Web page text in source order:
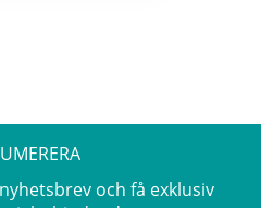
och få exklusiv